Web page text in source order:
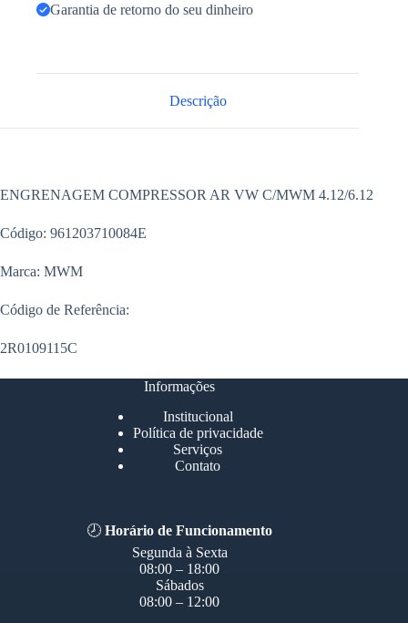
Garantia de retorno do seu dinheiro
Descrição
ENGRENAGEM COMPRESSOR AR VW C/MWM 4.12/6.12
Código: 961203710084E
Marca: MWM
Código de Referência:
2R0109115C
Informações
Institucional
Política de privacidade
Serviços
Contato
🕗Horário de Funcionamento
Segunda à Sexta
08:00 – 18:00
Sábados
08:00 – 12:00